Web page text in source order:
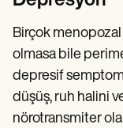
Birçok
olmasa bile
depresif
düşüş, ruh halini
nörotransmiter